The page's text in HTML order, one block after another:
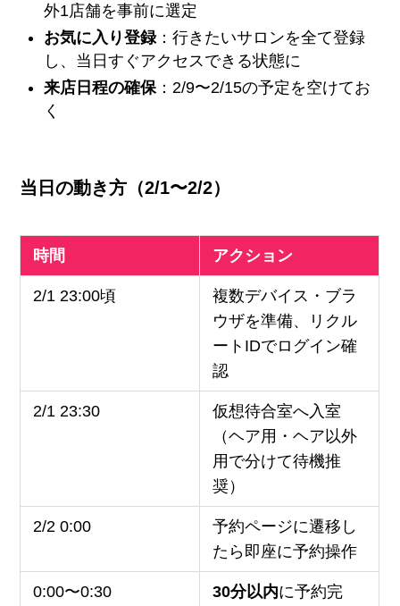
外1店舗を事前に選定
お気に入り登録：行きたいサロンを全て登録
し、当日すぐアクセスできる状態に
来店日程の確保：2/9〜2/15の予定を空けてお
く
当日の動き方（2/1〜2/2）
時間 アクション
2/1 23:00頃
複数デバイス・ブラ
ウザを準備、リクル
ートIDでログイン確
認
2/1 23:30
仮想待合室へ入室
（ヘア用・ヘア以外
用で分けて待機推
奨）
2/2 0:00
予約ページに遷移し
たら即座に予約操作
0:00〜0:30 30分以内に予約完